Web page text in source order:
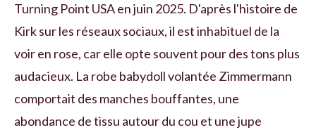
Turning Point USA en juin 2025. D'après l'histoire de
Kirk sur les réseaux sociaux, il est inhabituel de la
voir en rose, car elle opte souvent pour des tons plus
audacieux. La robe babydoll volantée Zimmermann
comportait des manches bouffantes, une
abondance de tissu autour du cou et une jupe